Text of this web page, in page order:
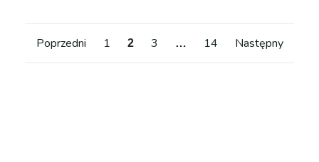
Poprzedni 1 2 3 … 14 Następny